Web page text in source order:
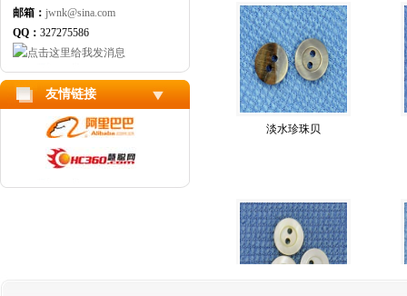
邮箱： jwnk@sina.com
QQ： 327275586
友情链接
淡水珍珠贝